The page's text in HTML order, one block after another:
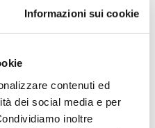
Informazioni sui cookie
contenuti ed
dei social media e per
inoltre